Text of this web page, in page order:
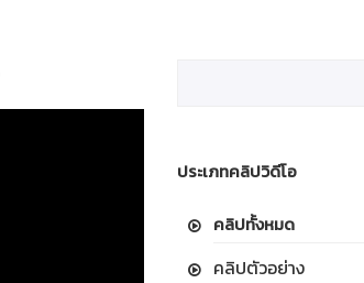
ประเภทคลิปวิดีโอ
คลิปทั้งหมด
คลิปตัวอย่าง